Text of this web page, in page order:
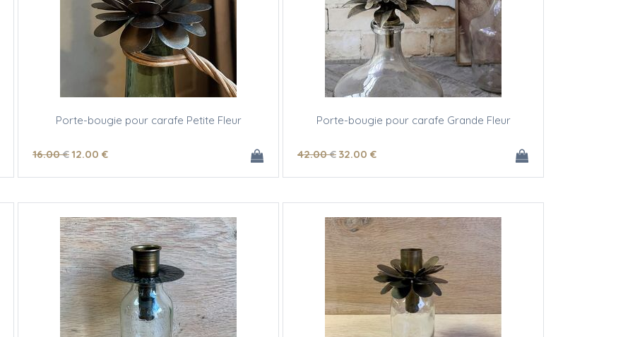
Porte-bougie pour carafe Petite Fleur
16.00 €12.00 €
Porte-bougie pour carafe Grande Fleur
42.00 € 32.00 €